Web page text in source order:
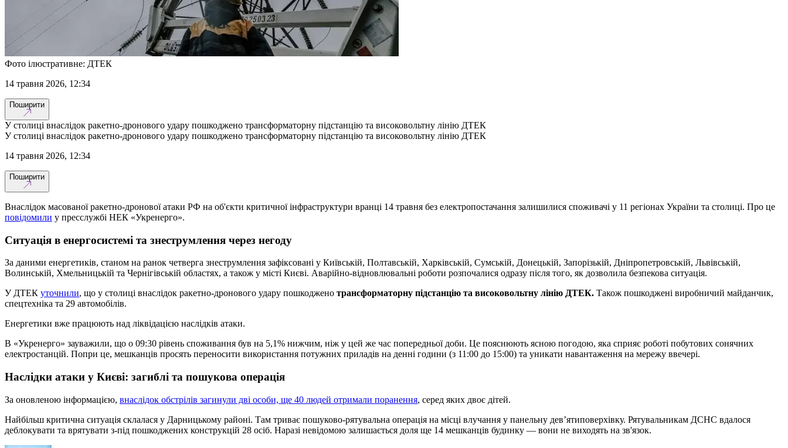
Фото ілюстративне: ДТЕК
14 травня 2026, 12:34
Поширити
У столиці внаслідок ракетно-дронового удару пошкоджено трансформаторну підстанцію та високовольтну лінію ДТЕК
У столиці внаслідок ракетно-дронового удару пошкоджено трансформаторну підстанцію та високовольтну лінію ДТЕК
14 травня 2026, 12:34
Поширити
Внаслідок масованої ракетно-дронової атаки РФ на об'єкти критичної інфраструктури вранці 14 травня без електропостачання залишилися споживачі у 11 регіонах України та столиці. Про це
повідомили у пресслужбі НЕК «Укренерго».
Ситуація в енергосистемі та знеструмлення через негоду
За даними енергетиків, станом на ранок четверга знеструмлення зафіксовані у Київській, Полтавській, Харківській, Сумській, Донецькій, Запорізькій, Дніпропетровській, Львівській,
Волинській, Хмельницькій та Чернігівській областях, а також у місті Києві. Аварійно-відновлювальні роботи розпочалися одразу після того, як дозволила безпекова ситуація.
У ДТЕК уточнили, що у столиці внаслідок ракетно-дронового удару пошкоджено трансформаторну підстанцію та високовольтну лінію ДТЕК. Також пошкоджені виробничий майданчик,
спецтехніка та 29 автомобілів.
Енергетики вже працюють над ліквідацією наслідків атаки.
В «Укренерго» зауважили, що о 09:30 рівень споживання був на 5,1% нижчим, ніж у цей же час попередньої доби. Це пояснюють ясною погодою, яка сприяє роботі побутових сонячних
електростанцій. Попри це, мешканців просять переносити використання потужних приладів на денні години (з 11:00 до 15:00) та уникати навантаження на мережу ввечері.
Наслідки атаки у Києві: загиблі та пошукова операція
За оновленою інформацією, внаслідок обстрілів загинули дві особи, ще 40 людей отримали поранення, серед яких двоє дітей.
Найбільш критична ситуація склалася у Дарницькому районі. Там триває пошуково-рятувальна операція на місці влучання у панельну дев’ятиповерхівку. Рятувальникам ДСНС вдалося
деблокувати та врятувати з-під пошкоджених конструкцій 28 осіб. Наразі невідомою залишається доля ще 14 мешканців будинку — вони не виходять на зв'язок.